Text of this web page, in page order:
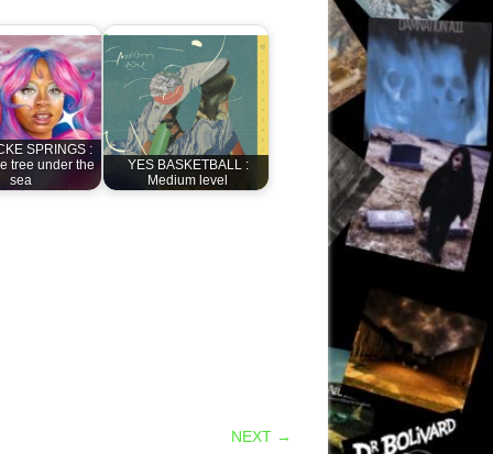
SPRINGS :
tree under the
sea
YES BASKETBALL :
Medium level
NEXT →